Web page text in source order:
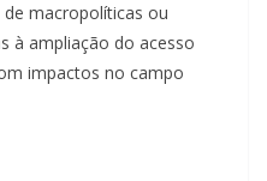
macropolíticas ou
à ampliação do acesso
impactos no campo